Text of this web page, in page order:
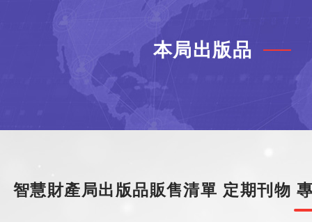
本局出版品
智慧財產局出版品販售清單 定期刊物